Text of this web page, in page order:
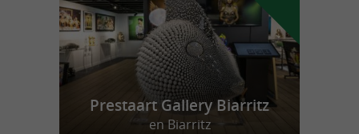
Prestaart Gallery Biarritz
en Biarritz